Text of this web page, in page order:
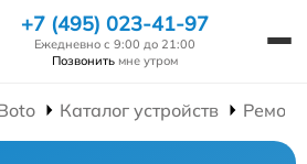
+7 (495) 023-41-97
Ежедневно с 9:00 до 21:00
Позвонить мне утром
Каталог устройств